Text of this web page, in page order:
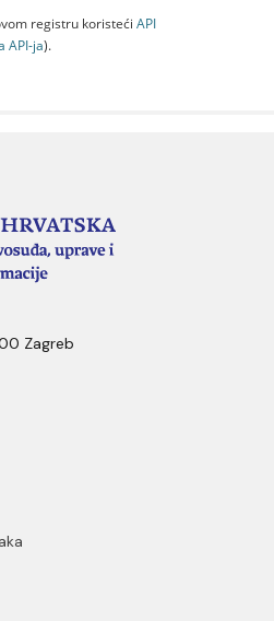
registru koristeći API
API-jа).